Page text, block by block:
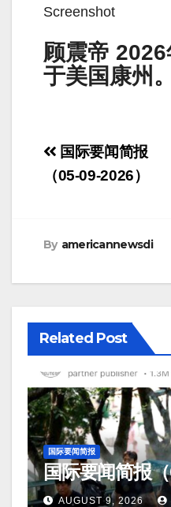
Screenshot
顾震帝
于美国康州。
Post
navigation
国际要闻简报
（05-09-2026）
By americannewsdi
Related Post
国际要闻简报
国际要闻简报
AUGUST 9, 2026